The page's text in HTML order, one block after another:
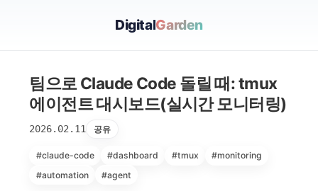
DigitalGarden
팀으로 Claude Code 돌릴 때: tmux
에이전트 대시보드(실시간 모니터링)
2026.02.11 공유
#claude-code #dashboard #tmux
#monitoring
#automation
#agent